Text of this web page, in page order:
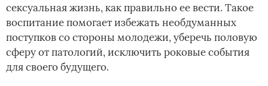
сексуальная жизнь, как правильно ее вести. Такое
воспитание помогает избежать необдуманных
поступков со стороны молодежи, уберечь половую
сферу от патологий, исключить роковые события
для своего будущего.